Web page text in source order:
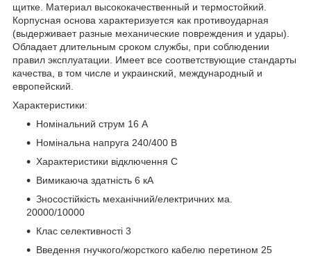
щитке. Материал высококачественный и термостойкий.
Корпусная основа характеризуется как противоударная
(выдерживает разные механические повреждения и удары).
Обладает длительным сроком службы, при соблюдении
правил эксплуатации. Имеет все соответствующие стандарты
качества, в том числе и украинский, международный и
европейский.
Характеристики:
Номінальний струм 16 А
Номінальна напруга 240/400 В
Характеристики відключення C
Вимикаюча здатність 6 кА
Зносостійкість механічний/електричних ма.
20000/10000
Клас селективності 3
Введення гнучкого/жорсткого кабелю перетином 25